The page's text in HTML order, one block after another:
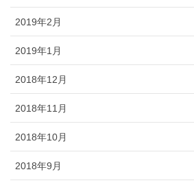
2019年2月
2019年1月
2018年12月
2018年11月
2018年10月
2018年9月